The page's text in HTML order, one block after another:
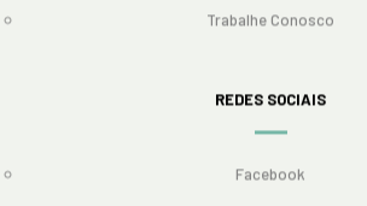
Trabalhe Conosco
REDES SOCIAIS
Facebook